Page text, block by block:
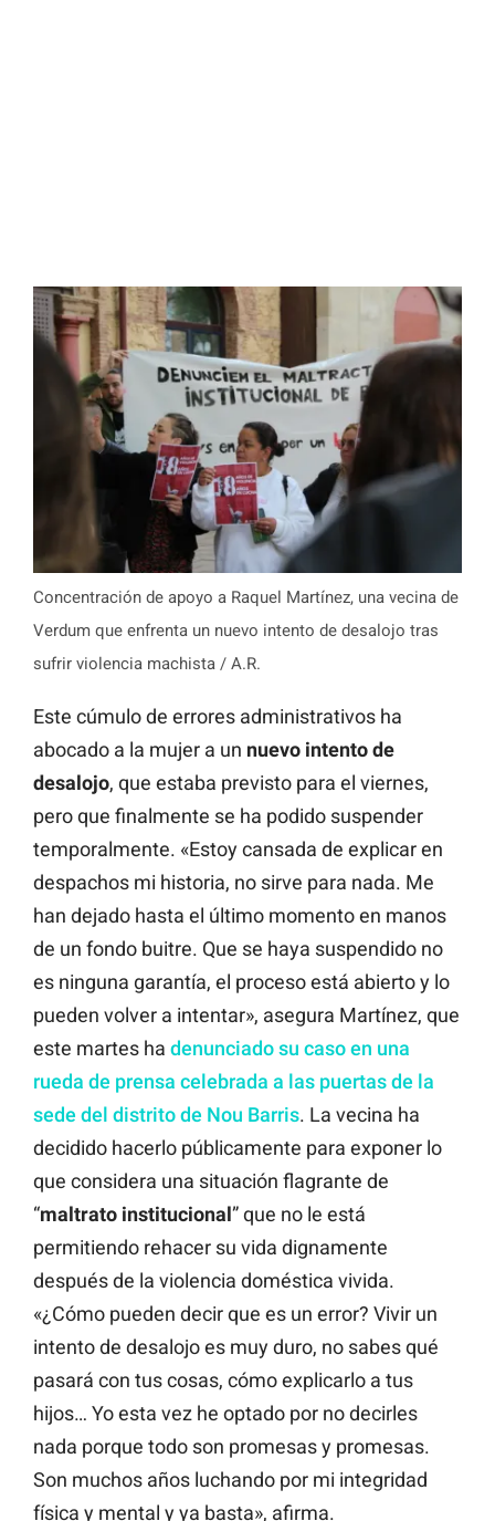
Concentración de apoyo a Raquel Martínez, una vecina de
Verdum que enfrenta un nuevo intento de desalojo tras
sufrir violencia machista / A.R.
Este cúmulo de errores administrativos ha
abocado a la mujer a un nuevo intento de
desalojo, que estaba previsto para el viernes,
pero que finalmente se ha podido suspender
temporalmente. «Estoy cansada de explicar en
despachos mi historia, no sirve para nada. Me
han dejado hasta el último momento en manos
de un fondo buitre. Que se haya suspendido no
es ninguna garantía, el proceso está abierto y lo
pueden volver a intentar», asegura Martínez, que
este martes ha denunciado su caso en una
rueda de prensa celebrada a las puertas de la
sede del distrito de Nou Barris. La vecina ha
decidido hacerlo públicamente para exponer lo
que considera una situación flagrante de
“maltrato institucional” que no le está
permitiendo rehacer su vida dignamente
después de la violencia doméstica vivida.
«¿Cómo pueden decir que es un error? Vivir un
intento de desalojo es muy duro, no sabes qué
pasará con tus cosas, cómo explicarlo a tus
hijos… Yo esta vez he optado por no decirles
nada porque todo son promesas y promesas.
Son muchos años luchando por mi integridad
física y mental y ya basta», afirma.